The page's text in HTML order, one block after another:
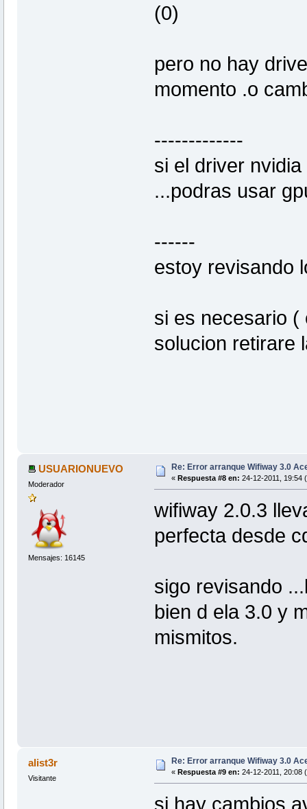
(0)
pero no hay
momento .o
-------------
si el driver
...podras usar
------
estoy revisando
si es necesario (
solucion retirare
USUARIONUEVO
Moderador
Mensajes: 16145
Re: Error arranque Wifiway 3.0
« Respuesta #8 en: 24-12-2011, 19:54
wifiway 2.0.3
perfecta desde
sigo revisando
bien d ela 3.0 y
mismitos.
alist3r
Visitante
Re: Error arranque Wifiway 3.0
« Respuesta #9 en: 24-12-2011, 20:08
si hay cambios